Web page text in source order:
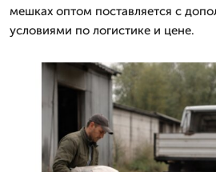
мешках оптом поставляется с
условиями по логистике и цене.